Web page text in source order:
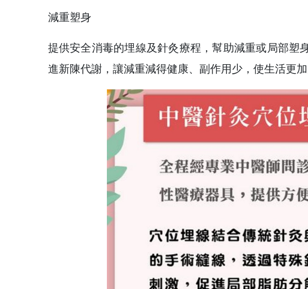
減重塑身
提供安全消毒的埋線及針灸療程，幫助減重或局部塑
進新陳代謝，讓減重減得健康、副作用少，使生活更加